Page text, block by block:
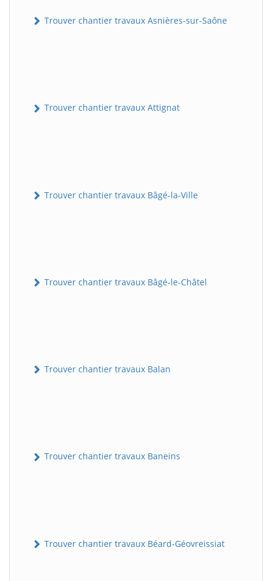
Trouver chantier travaux Asnières-sur-Saône
Trouver chantier travaux Attignat
Trouver chantier travaux Bâgé-la-Ville
Trouver chantier travaux Bâgé-le-Châtel
Trouver chantier travaux Balan
Trouver chantier travaux Baneins
Trouver chantier travaux Béard-Géovreissiat